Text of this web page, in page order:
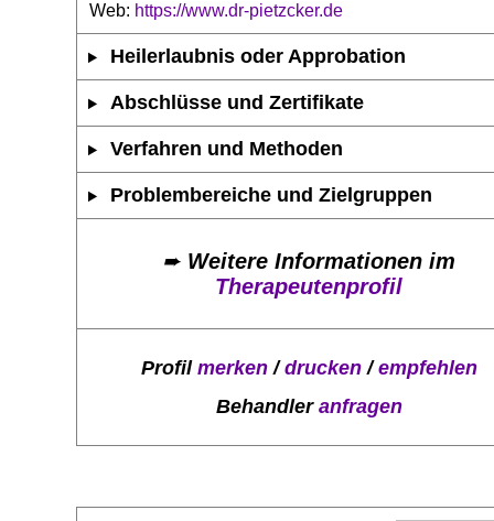
Web: https://www.dr-pietzcker.de
Heilerlaubnis oder Approbation
Abschlüsse und Zertifikate
Verfahren und Methoden
Problembereiche und Zielgruppen
➨ Weitere Informationen im
Therapeutenprofil
Profil merken/drucken/empfehlen
Behandler anfragen